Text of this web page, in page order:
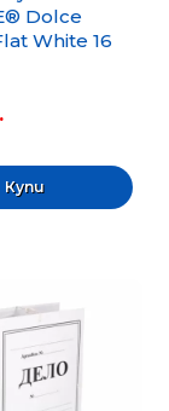
Dolce
White 16